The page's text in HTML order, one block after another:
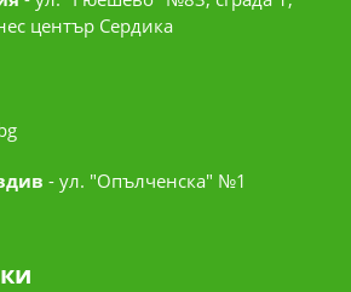
център Сердика
- ул. "Опълченска" №1